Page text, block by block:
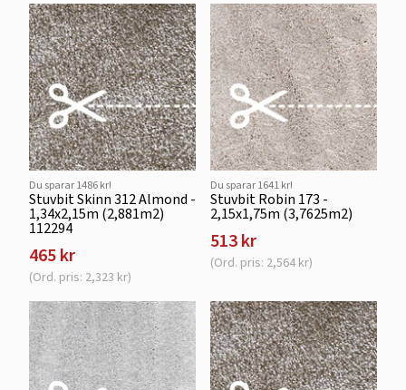
Du sparar 1486 kr!
Stuvbit Skinn 312 Almond -
1,34x2,15m (2,881m2)
112294
465 kr
(Ord. pris: 2,323 kr)
Du sparar 1641 kr!
Stuvbit Robin 173 -
2,15x1,75m (3,7625m2)
513 kr
(Ord. pris: 2,564 kr)